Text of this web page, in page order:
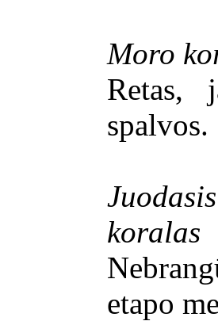
Moro
Retas,
spalvos.
koralas
etapo